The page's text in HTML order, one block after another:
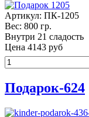
Артикул: ПК-1205
Вес: 800 гр.
Внутри 21 сладость
Цена 4143 руб
Подарок-624